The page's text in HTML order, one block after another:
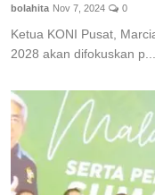
bolahita Nov 7, 2024 0
Ketua KONI Pusat,
2028 akan difokuskan p...